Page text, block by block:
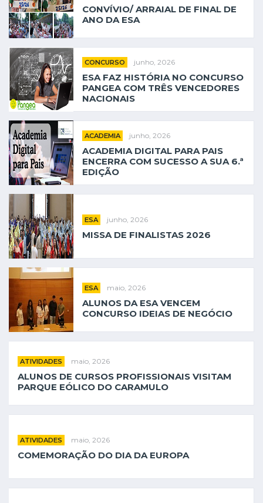
CONVÍVIO/ ARRAIAL DE FINAL DE
ANO DA ESA
CONCURSO junho, 2026
ESA FAZ HISTÓRIA NO CONCURSO
PANGEA COM TRÊS VENCEDORES
NACIONAIS
ACADEMIA junho, 2026
ACADEMIA DIGITAL PARA PAIS
ENCERRA COM SUCESSO A SUA 6.ª
EDIÇÃO
ESA junho, 2026
MISSA DE FINALISTAS 2026
ESA maio, 2026
ALUNOS DA ESA VENCEM
CONCURSO IDEIAS DE NEGÓCIO
ATIVIDADES maio, 2026
ALUNOS DE CURSOS PROFISSIONAIS VISITAM
PARQUE EÓLICO DO CARAMULO
ATIVIDADES maio, 2026
COMEMORAÇÃO DO DIA DA EUROPA